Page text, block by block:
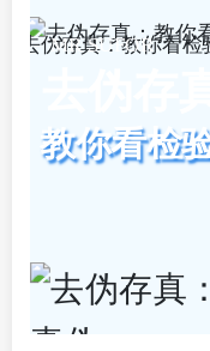
MR SUFOR
教你看检